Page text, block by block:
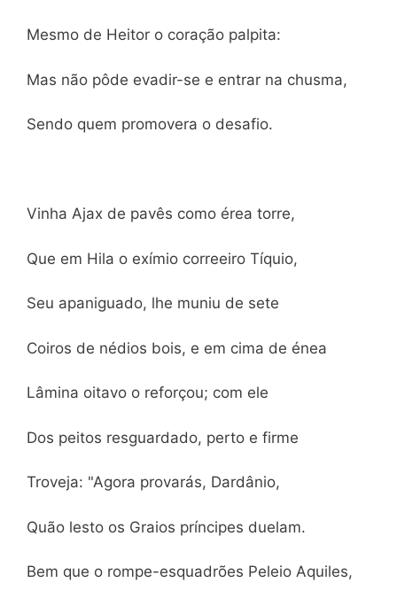
Mesmo de Heitor o coração palpita:
Mas não pôde evadir-se e entrar na chusma,
Sendo quem promovera o desafio.
Vinha Ajax de pavês como érea torre,
Que em Hila o exímio correeiro Tíquio,
Seu apaniguado, lhe muniu de sete
Coiros de nédios bois, e em cima de énea
Lâmina oitavo o reforçou; com ele
Dos peitos resguardado, perto e firme
Troveja: "Agora provarás, Dardânio,
Quão lesto os Graios príncipes duelam.
Bem que o rompe-esquadrões Peleio Aquiles,